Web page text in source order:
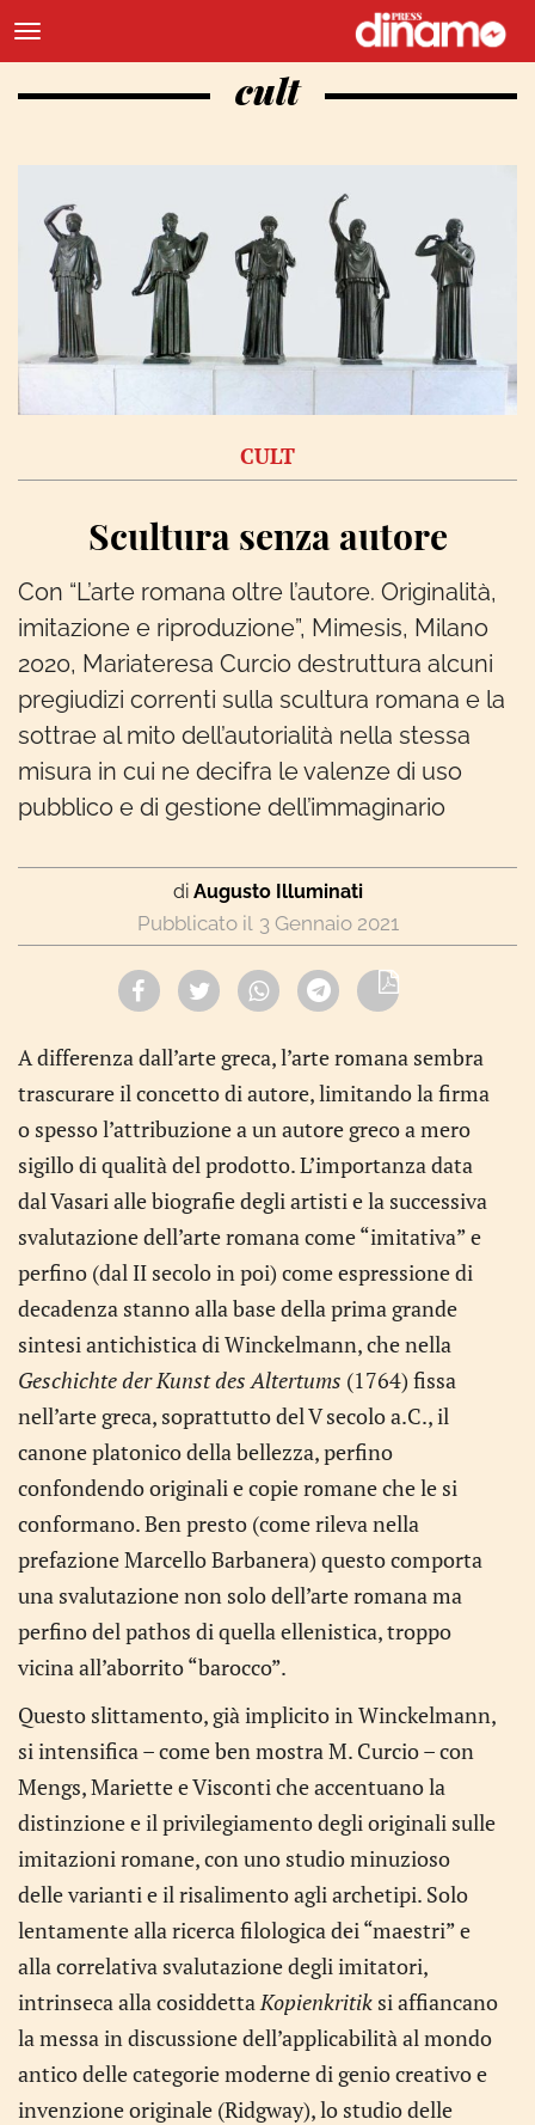
cult
CULT
Scultura senza autore
Con “L’arte romana oltre l’autore. Originalità,
imitazione e riproduzione”, Mimesis, Milano
2020, Mariateresa Curcio destruttura alcuni
pregiudizi correnti sulla scultura romana e la
sottrae al mito dell’autorialità nella stessa
misura in cui ne decifra le valenze di uso
pubblico e di gestione dell’immaginario
di Augusto Illuminati
3 Gennaio 2021
A differenza dall’arte greca, l’arte romana sembra
trascurare il concetto di autore, limitando la firma
o spesso l’attribuzione a un autore greco a mero
sigillo di qualità del prodotto. L’importanza data
dal Vasari alle biografie degli artisti e la successiva
svalutazione dell’arte romana come “imitativa” e
perfino (dal II secolo in poi) come espressione di
decadenza stanno alla base della prima grande
sintesi antichistica di Winckelmann, che nella
Geschichte der Kunst des Altertums (1764) fissa
nell’arte greca, soprattutto del V secolo a.C., il
canone platonico della bellezza, perfino
confondendo originali e copie romane che le si
conformano. Ben presto (come rileva nella
prefazione Marcello Barbanera) questo comporta
una svalutazione non solo dell’arte romana ma
perfino del pathos di quella ellenistica, troppo
vicina all’aborrito “barocco”.
Questo slittamento, già implicito in Winckelmann,
si intensifica – come ben mostra M. Curcio – con
Mengs, Mariette e Visconti che accentuano la
distinzione e il privilegiamento degli originali sulle
imitazioni romane, con uno studio minuzioso
delle varianti e il risalimento agli archetipi. Solo
lentamente alla ricerca filologica dei “maestri” e
alla correlativa svalutazione degli imitatori,
intrinseca alla cosiddettaKopienkritik si affiancano
la messa in discussione dell’applicabilità al mondo
antico delle categorie moderne di genio creativo e
invenzione originale (Ridgway), lo studio delle